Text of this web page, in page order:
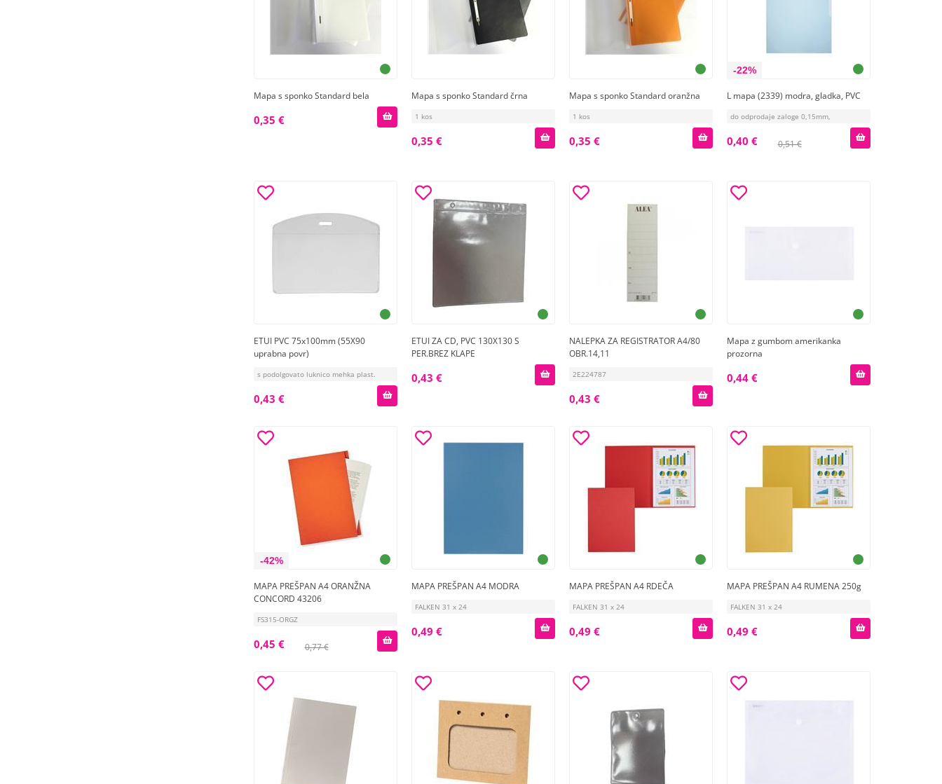
Mapa s sponko Standard bela
0,35 €
Mapa s sponko Standard črna
1 kos
0,35 €
Mapa s sponko Standard oranžna
1 kos
0,35 €
-22%
L mapa (2339) modra, gladka, PVC
do odprodaje zaloge 0,15mm,
0,51 €
0,40 €
ETUI PVC 75x100mm (55X90
uprabna povr)
s podolgovato luknico mehka plast.
0,43 €
ETUI ZA CD, PVC 130X130 S
PER.BREZ KLAPE
0,43 €
NALEPKA ZA REGISTRATOR A4/80
OBR.14,11
2E224787
0,43 €
Mapa z gumbom amerikanka
prozorna
0,44 €
-42%
MAPA PREŠPAN A4 ORANŽNA
CONCORD 43206
FS315-ORGZ
0,77 €
0,45 €
MAPA PREŠPAN A4 MODRA
FALKEN 31 x 24
0,49 €
MAPA PREŠPAN A4 RDEČA
FALKEN 31 x 24
0,49 €
MAPA PREŠPAN A4 RUMENA 250g
FALKEN 31 x 24
0,49 €